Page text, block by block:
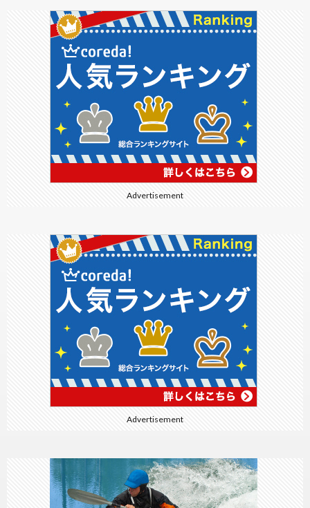
Advertisement
Advertisement